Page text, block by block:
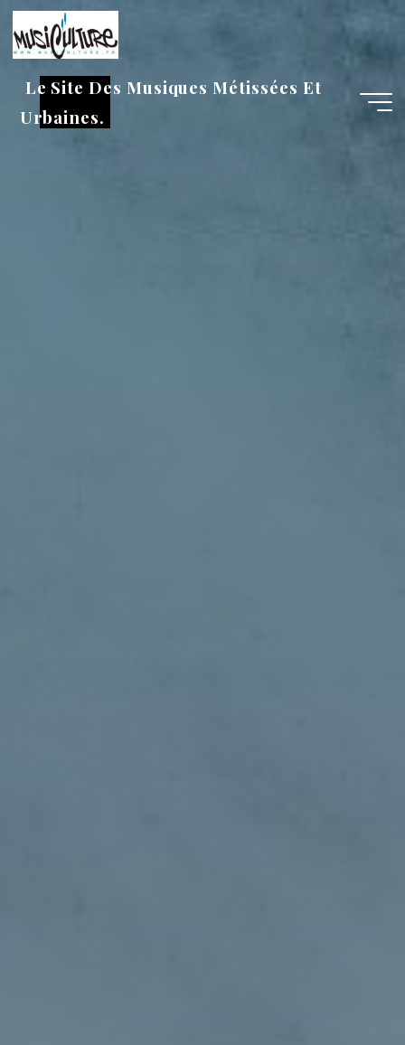
Aller
au
contenu
Le Site Des Musiques Métissées Et
Urbaines.